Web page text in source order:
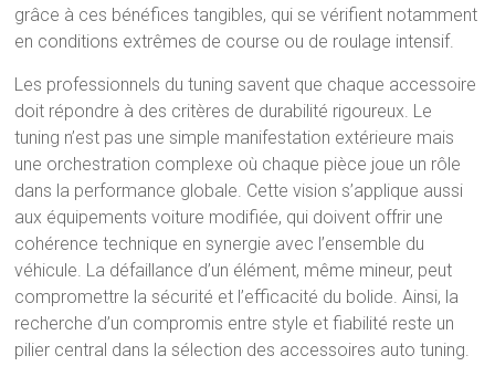
grâce à ces bénéfices tangibles, qui se vérifient notamment
en conditions extrêmes de course ou de roulage intensif.
Les professionnels du tuning savent que chaque accessoire
doit répondre à des critères de durabilité rigoureux. Le
tuning n’est pas une simple manifestation extérieure mais
une orchestration complexe où chaque pièce joue un rôle
dans la performance globale. Cette vision s’applique aussi
aux équipements voiture modifiée, qui doivent offrir une
cohérence technique en synergie avec l’ensemble du
véhicule. La défaillance d’un élément, même mineur, peut
compromettre la sécurité et l’efficacité du bolide. Ainsi, la
recherche d’un compromis entre style et fiabilité reste un
pilier central dans la sélection des accessoires auto tuning.